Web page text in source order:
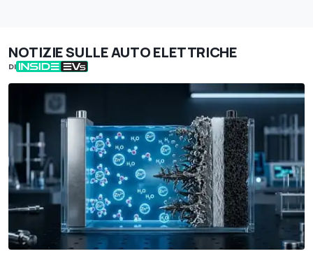
NOTIZIE SULLE AUTO ELETTRICHE
DI